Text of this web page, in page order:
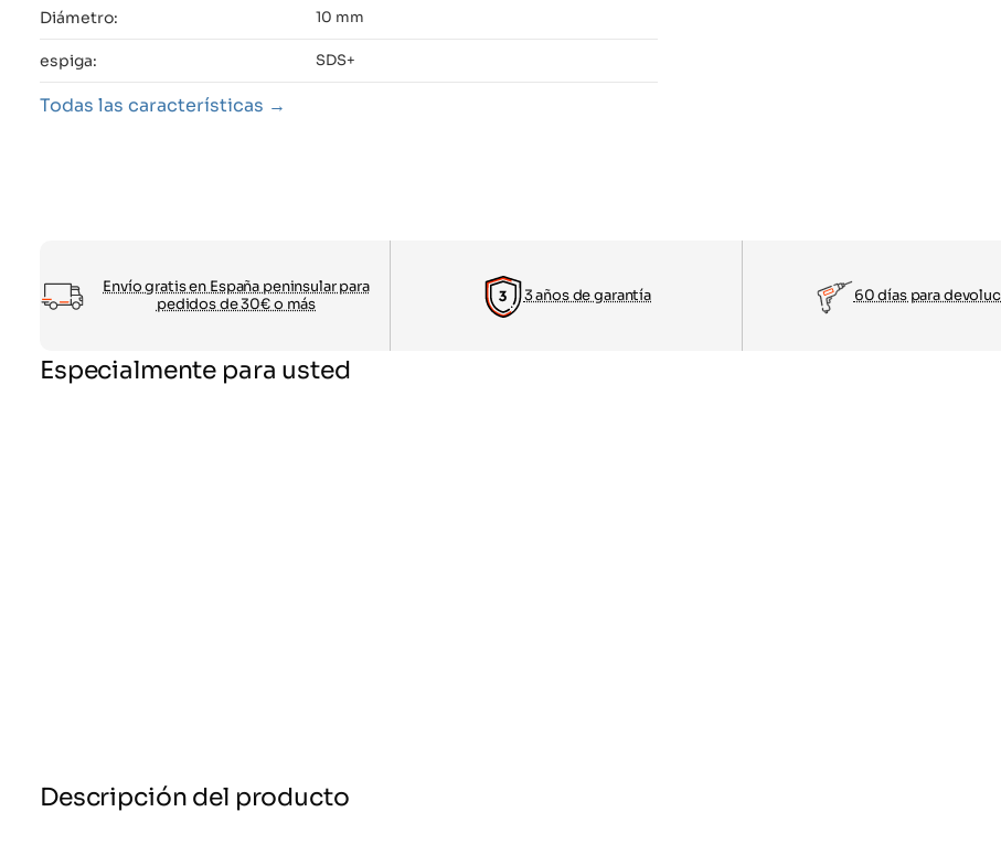
Diámetro: 10 mm
espiga: SDS+
Todas las características
Envío gratis en España peninsular para
pedidos de 30€ o más
3 años de garantía 60 días para
Especialmente para usted
Descripción del producto